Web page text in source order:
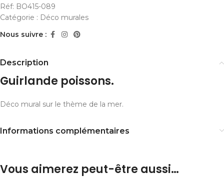
Réf: BO415-089
Catégorie : Déco murales
Nous suivre :
Description
Guirlande poissons.
Déco mural sur le thème de la mer.
Informations complémentaires
Vous aimerez peut-être aussi…